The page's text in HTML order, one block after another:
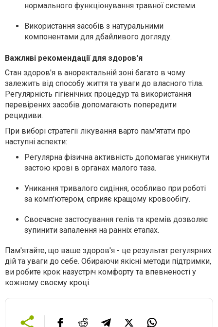
нормального функціонування травної системи.
Використання засобів з натуральними
компонентами для дбайливого догляду.
Важливі рекомендації для здоров'я
Стан здоров'я в аноректальній зоні багато в чому
залежить від способу життя та уваги до власного тіла.
Регулярність гігієнічних процедур та використання
перевірених засобів допомагають попередити
рецидиви.
При виборі стратегії лікування варто пам'ятати про
наступні аспекти:
Регулярна фізична активність допомагає уникнути
застою крові в органах малого таза.
Уникання тривалого сидіння, особливо при роботі
за комп'ютером, сприяє кращому кровообігу.
Своєчасне застосування гелів та кремів дозволяє
зупинити запалення на ранніх етапах.
Пам'ятайте, що ваше здоров'я - це результат регулярних
дій та уваги до себе. Обираючи якісні методи підтримки,
ви робите крок назустріч комфорту та впевненості у
кожному своєму кроці.